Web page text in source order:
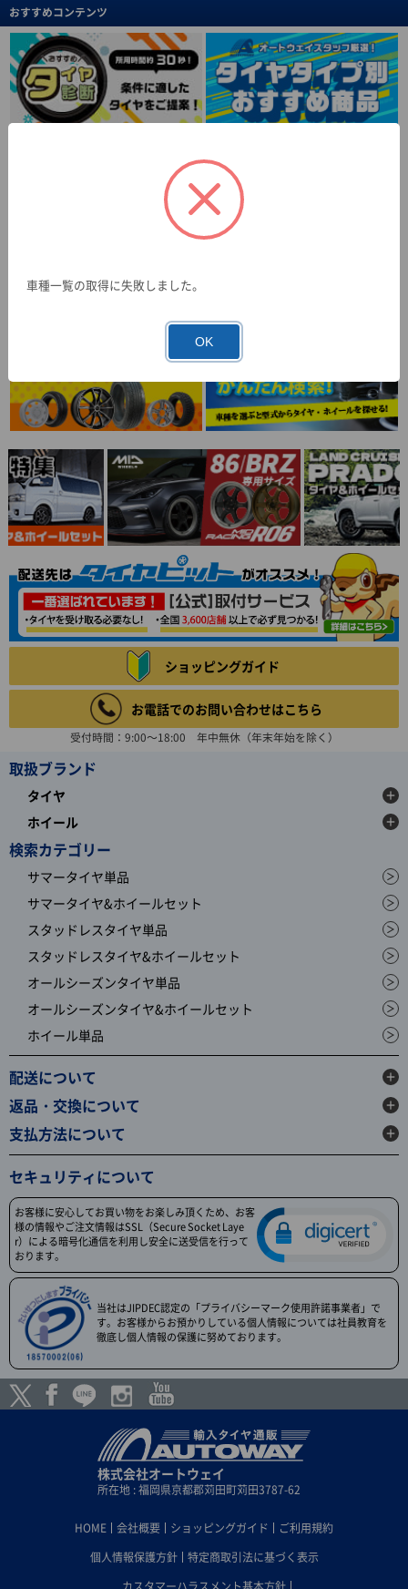
おすすめコンテンツ
ショッピングガイド
お電話でのお問い合わせはこちら
受付時間：9:00～18:00 年中無休（年末年始を除く）
取扱ブランド
タイヤ
ホイール
検索カテゴリー
サマータイヤ単品
サマータイヤ&ホイールセット
スタッドレスタイヤ単品
スタッドレスタイヤ&ホイールセット
オールシーズンタイヤ単品
オールシーズンタイヤ&ホイールセット
ホイール単品
配送について
返品・交換について
支払方法について
セキュリティについて
お客様に安心してお買い物をお楽しみ頂くため、お客
様の情報やご注文情報はSSL（Secure Socket Laye
r）による暗号化通信を利用し安全に送受信を行って
おります。
当社はJIPDEC認定の「プライバシーマーク使用許諾事業者」で
す。お客様からお預かりしている個人情報については社員教育を
徹底し個人情報の保護に努めております。
株式会社オートウェイ
所在地 : 福岡県京都郡苅田町苅田3787-62
HOME 会社概要 ショッピングガイド
ご利用規約
個人情報保護方針
特定商取引法に基づく表示
車種一覧の取得に失敗しました。
OK